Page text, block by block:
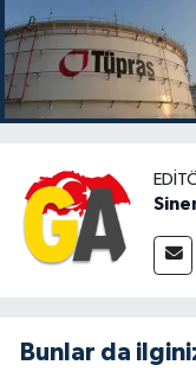
Bunlar da